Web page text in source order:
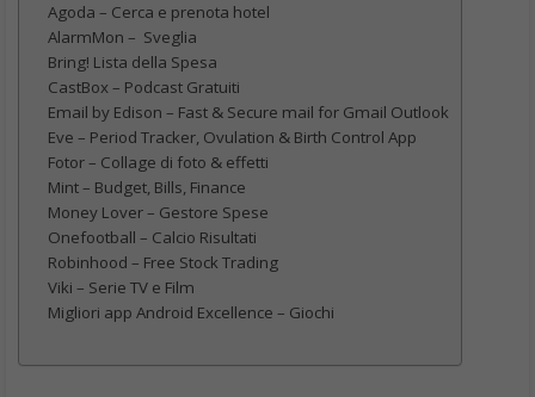
Agoda – Cerca e prenota hotel
AlarmMon – Sveglia
Bring! Lista della Spesa
CastBox – Podcast Gratuiti
Email by Edison – Fast & Secure mail for Gmail Outlook
Eve – Period Tracker, Ovulation & Birth Control App
Fotor – Collage di foto & effetti
Mint – Budget, Bills, Finance
Money Lover – Gestore Spese
Onefootball – Calcio Risultati
Robinhood – Free Stock Trading
Viki – Serie TV e Film
Migliori app Android Excellence – Giochi